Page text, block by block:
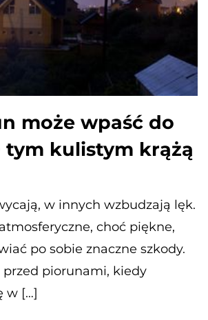
może wpaść do
tym kulistym krążą
w innych wzbudzają lęk.
choć piękne,
po sobie znaczne szkody.
przed piorunami, kiedy
w […]